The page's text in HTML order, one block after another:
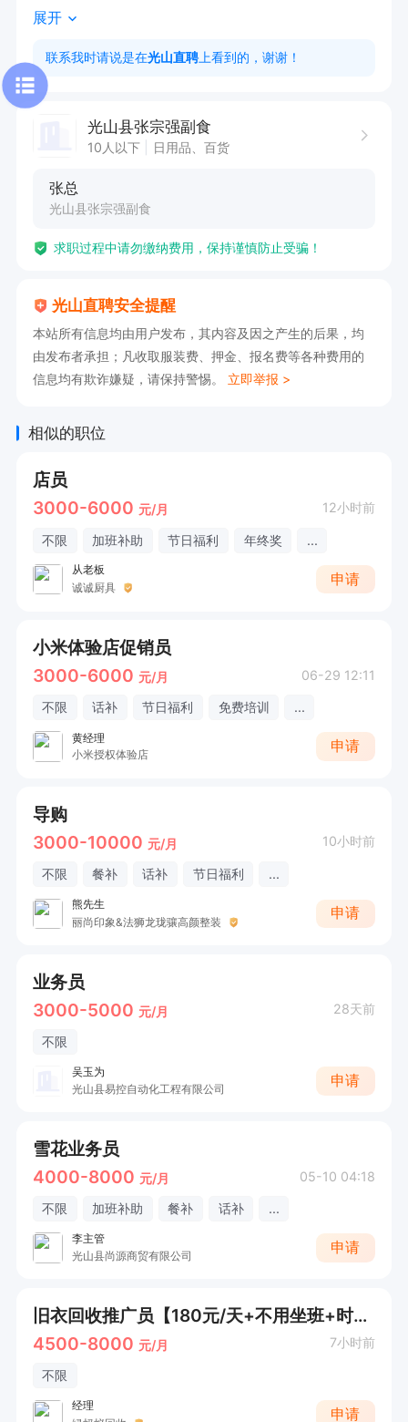
工作地址
展开
联系我时请说是在光山直聘 上看到的，谢谢！
光山县张宗强副食
10人以下 日用品、百货
张总
光山县张宗强副食
求职过程中请勿缴纳费用，保持谨慎防止受骗！
光山直聘安全提醒
本站所有信息均由用户发布，其内容及因之产生的后果，均
由发布者承担；凡收取服装费、押金、报名费等各种费用的
信息均有欺诈嫌疑，请保持警惕。 立即举报 >
相似的职位
店员
3000-6000 元/月 12小时前
不限 加班补助 节日福利 年终奖 ...
从老板
诚诚厨具
申请
小米体验店促销员
3000-6000 元/月 06-29 12:11
不限 话补 节日福利 免费培训 ...
黄经理
小米授权体验店
申请
导购
3000-10000 元/月 10小时前
不限 餐补 话补 节日福利 ...
熊先生
丽尚印象&法狮龙珑骧高颜整装
申请
业务员
3000-5000 元/月 28天前
不限
吴玉为
光山县易控自动化工程有限公司
申请
雪花业务员
4000-8000 元/月 05-10 04:18
不限 加班补助 餐补 话补 ...
李主管
光山县尚源商贸有限公司
申请
旧衣回收推广员【180元/天+不用坐班+时间自由】
4500-8000 元/月 7小时前
不限
经理
申请